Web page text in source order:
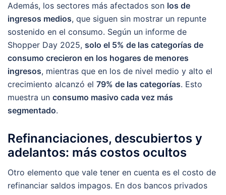
Además, los sectores más afectados son los de
ingresos medios, que siguen sin mostrar un repunte
sostenido en el consumo. Según un informe de
Shopper Day 2025, solo el 5% de las categorías de
consumo crecieron en los hogares de menores
ingresos, mientras que en los de nivel medio y alto el
crecimiento alcanzó el 79% de las categorías. Esto
muestra un consumo masivo cada vez más
segmentado.
Refinanciaciones, descubiertos y
adelantos: más costos ocultos
Otro elemento que vale tener en cuenta es el costo de
refinanciar saldos impagos. En dos bancos privados